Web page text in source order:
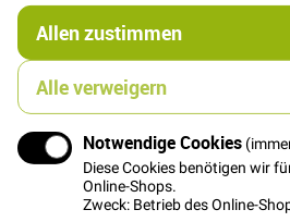
Allen zustimmen
Alle verweigern
Notwendige Cookies
Diese Cookies benötigen wir
Online-Shops.
Zweck: Betrieb des Online-
2,00 € 4,00 €
In den